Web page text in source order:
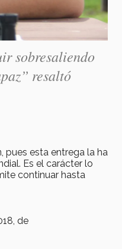
sobresaliendo
resaltó
pues esta entrega la ha
Es el carácter lo
continuar hasta
de